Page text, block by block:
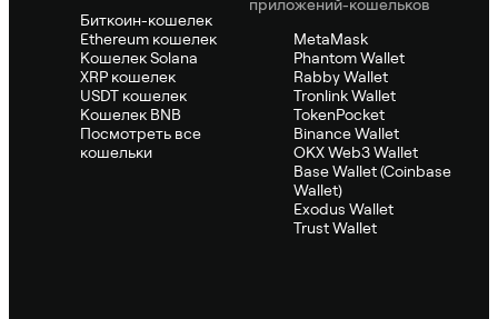
Биткоин-кошелек
Ethereum кошелек
Кошелек Solana
XRP кошелек
USDT кошелек
Кошелек BNB
Посмотреть все
кошельки
приложений-кошельков
MetaMask
Phantom Wallet
Rabby Wallet
Tronlink Wallet
TokenPocket
Binance Wallet
OKX Web3 Wallet
Base Wallet (Coinbase
Wallet)
Exodus Wallet
Trust Wallet